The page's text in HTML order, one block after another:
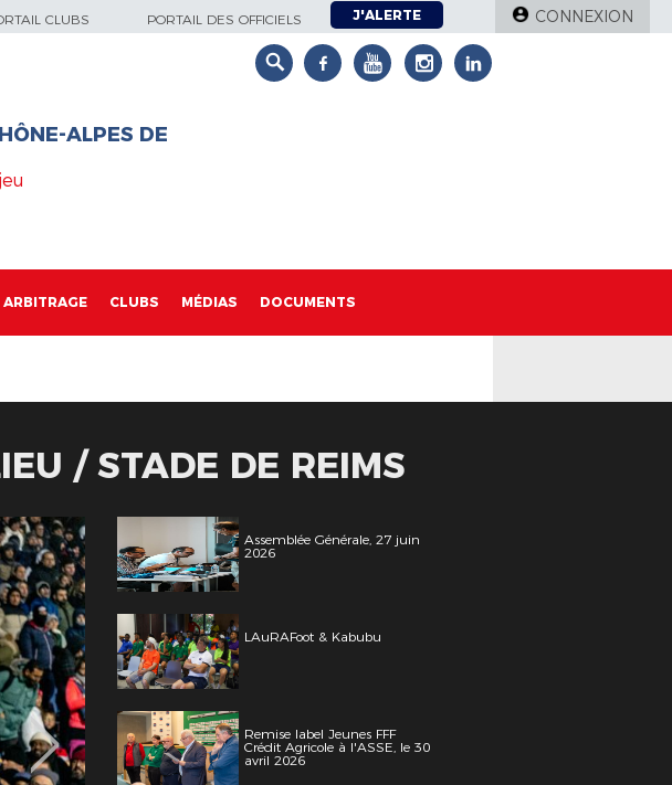
CLUBS PORTAIL DES OFFICIELS J'ALERTE CONNEXION
ALPES DE
ARBITRAGE CLUBS MÉDIAS DOCUMENTS
/ STADE DE REIMS
Assemblée Générale, 27 juin
2026
LAuRAFoot & Kabubu
Remise label Jeunes FFF
Crédit Agricole à l'ASSE, le 30
avril 2026